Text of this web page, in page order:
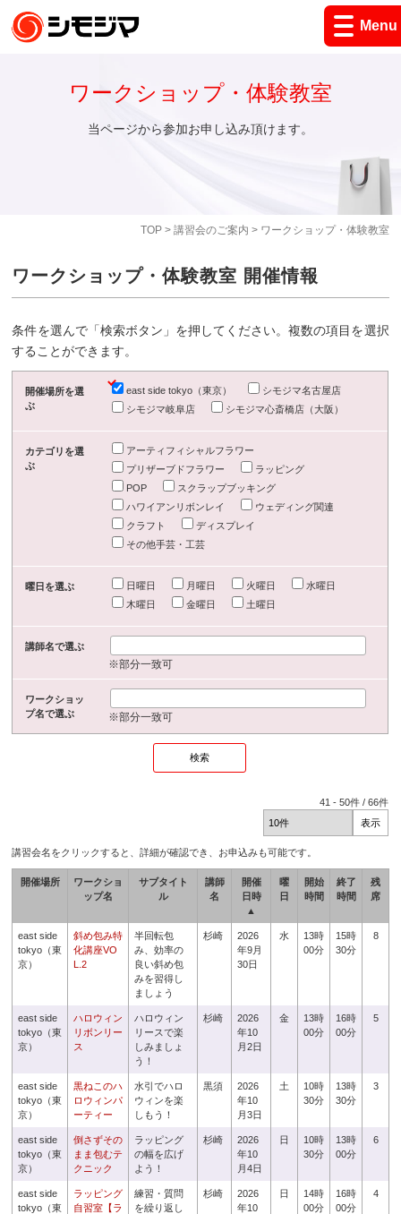
Menu
TOP> 講習会のご案内 > ワークショップ・体験教室
ワークショップ・体験教室
当ページから参加お申し込み頂けます。
ワークショップ・体験教室 開催情報
条件を選んで「検索ボタン」を押してください。複数の項目を選択
することができます。
開催場所を選
ぶ
east side tokyo（東京）
シモジマ名古屋店
シモジマ岐阜店
シモジマ心斎橋店（大阪）
カテゴリを選
ぶ
アーティフィシャルフラワー
プリザーブドフラワー
ラッピング
POP
スクラップブッキング
ハワイアンリボンレイ
ウェディング関連
クラフト
ディスプレイ
その他手芸・工芸
曜日を選ぶ 日曜日 月曜日 火曜日
水曜日
木曜日
金曜日 土曜日
講師名で選ぶ
※部分一致可
ワークショッ
プ名で選ぶ
※部分一致可
41 -50件 /66件
講習会名をクリックすると、詳細が確認でき、お申込みも可能です。
開催場所
ワークショ
ップ名
サブタイト
ル
講師
名
開催
日時
▲
曜
日
開始
時間
終了
時間
残
席
east side
tokyo（東
京）
斜め包み特
化講座VO
L.2
半回転包
み、効率の
良い斜め包
みを習得し
ましょう
杉崎
2026
年9月
30日
水
13時
00分
15時
30分
8
east side
tokyo（東
京）
ハロウィン
リボンリー
ス
ハロウィン
リースで楽
しみましょ
う！
杉崎
2026
年10
月2日
金
13時
00分
16時
00分
5
east side
tokyo（東
京）
黒ねこのハ
ロウィンパ
ーティー
水引でハロ
ウィンを楽
しもう！
黒須
2026
年10
月3日
土
10時
30分
13時
30分
3
east side
tokyo（東
京）
倒さずその
まま包むテ
クニック
ラッピング
の幅を広げ
よう！
杉崎
2026
年10
月4日
日
10時
30分
13時
00分
6
east side
tokyo（東
ラッピング
自習室【ラ
練習・質問
を繰り返し
杉崎
2026
年10
日
14時
00分
16時
00分
4